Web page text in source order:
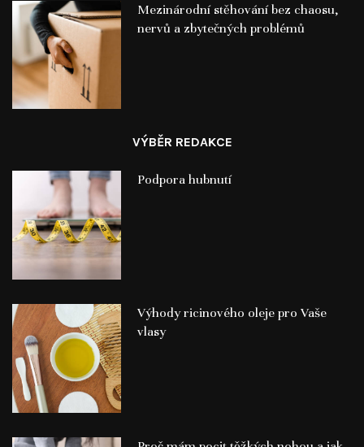
Mezinárodní stěhování bez chaosu,
nervů a zbytečných problémů
VÝBĚR REDAKCE
Podpora hubnutí
Výhody ricinového oleje pro Vaše
vlasy